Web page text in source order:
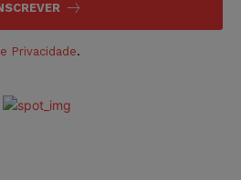
Privacidade.